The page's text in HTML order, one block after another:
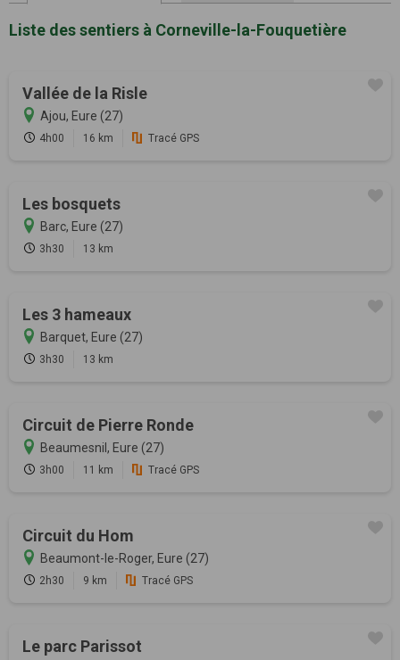
Liste des sentiers à Corneville-la-Fouquetière
Vallée de la Risle
Ajou, Eure (27)
4h00 16 km Tracé GPS
Les bosquets
Barc, Eure (27)
3h30 13 km
Les 3 hameaux
Barquet, Eure (27)
3h30 13 km
Circuit de Pierre Ronde
Beaumesnil, Eure (27)
3h00 11 km Tracé GPS
Circuit du Hom
Beaumont-le-Roger, Eure (27)
2h30 9 km Tracé GPS
Le parc Parissot